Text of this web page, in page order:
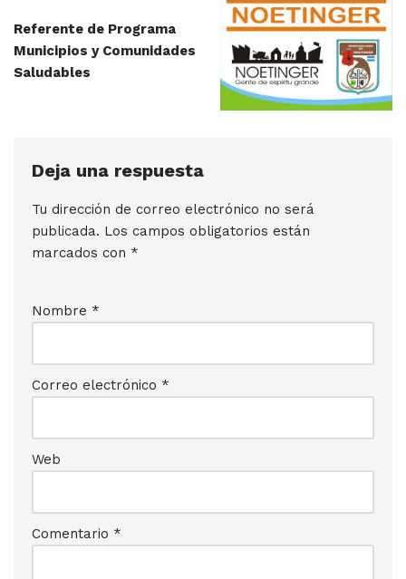
Referente de Programa
Municipios y Comunidades
Saludables
Deja una respuesta
Tu dirección de correo electrónico no será
publicada. Los campos obligatorios están
marcados con *
Nombre *
Correo electrónico *
Web
Comentario *